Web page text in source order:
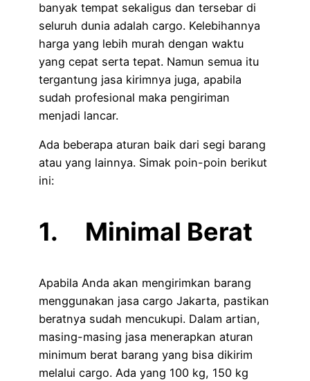
banyak tempat sekaligus dan tersebar di
seluruh dunia adalah cargo. Kelebihannya
harga yang lebih murah dengan waktu
yang cepat serta tepat. Namun semua itu
tergantung jasa kirimnya juga, apabila
sudah profesional maka pengiriman
menjadi lancar.
Ada beberapa aturan baik dari segi barang
atau yang lainnya. Simak poin-poin berikut
ini:
1. Minimal Berat
Apabila Anda akan mengirimkan barang
menggunakan jasa cargo Jakarta, pastikan
beratnya sudah mencukupi. Dalam artian,
masing-masing jasa menerapkan aturan
minimum berat barang yang bisa dikirim
melalui cargo. Ada yang 100 kg, 150 kg